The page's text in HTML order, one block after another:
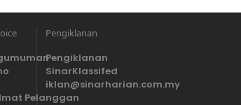
Pelanggan
Pengiklanan
Pengiklanan
SinarKlassifed
iklan@sinarharian.com.my